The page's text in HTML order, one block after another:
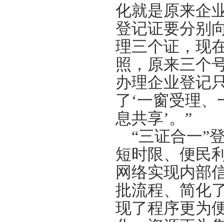
化就是原来企
登记证要分别
理三个证，现
照，原来三个
办理企业登记
了‘一窗受理
息共享’。”
“三证合一”
短时限、便民
网络实现内部
批流程、简化
现了程序更为